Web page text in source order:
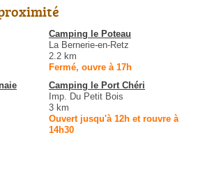
Camping le Poteau
La Bernerie-en-Retz
2.2 km
Fermé, ouvre à 17h
Camping le Port Chéri
Imp. Du Petit Bois
3 km
Ouvert jusqu'à 12h et rouvre à
14h30